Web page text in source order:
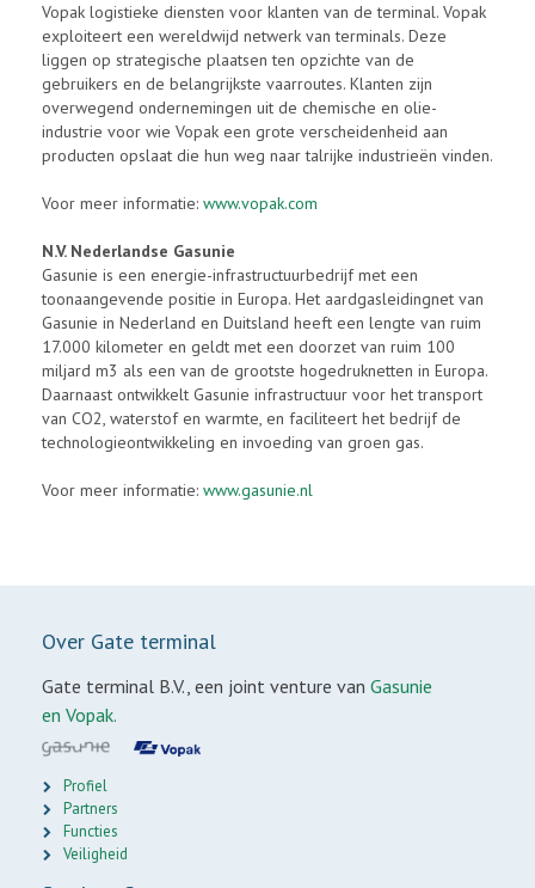
Vopak logistieke diensten voor klanten van de terminal. Vopak
exploiteert een wereldwijd netwerk van terminals. Deze
liggen op strategische plaatsen ten opzichte van de
gebruikers en de belangrijkste vaarroutes. Klanten zijn
overwegend ondernemingen uit de chemische en olie-
industrie voor wie Vopak een grote verscheidenheid aan
producten opslaat die hun weg naar talrijke industrieën vinden.
Voor meer informatie: www.vopak.com
N.V. Nederlandse Gasunie
Gasunie is een energie-infrastructuurbedrijf met een
toonaangevende positie in Europa. Het aardgasleidingnet van
Gasunie in Nederland en Duitsland heeft een lengte van ruim
17.000 kilometer en geldt met een doorzet van ruim 100
miljard m3 als een van de grootste hogedruknetten in Europa.
Daarnaast ontwikkelt Gasunie infrastructuur voor het transport
van CO2, waterstof en warmte, en faciliteert het bedrijf de
technologieontwikkeling en invoeding van groen gas.
Voor meer informatie: www.gasunie.nl
Over Gate terminal
Gate terminal B.V., een joint venture van Gasunie
en Vopak.
Profiel
Partners
Functies
Veiligheid